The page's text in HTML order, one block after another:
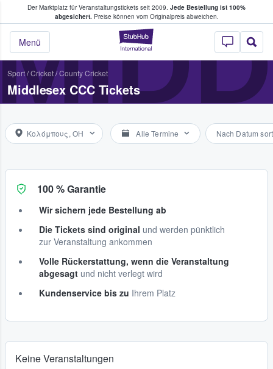
Der Marktplatz für Veranstaltungstickets seit 2009. Jede Bestellung ist 100%
abgesichert.Preise können vom Originalpreis abweichen.
StubHub - Wo
Menü
Tickets kaufen & verkaufen
Sport/Cricket/County Cricket
Middlesex CCC Tickets
Κολόμπους, OH Alle Termine Nach Datum
100 % Garantie
Wir sichern jede Bestellung ab
Die Tickets sind original und werden pünktlich
zur Veranstaltung ankommen
Volle Rückerstattung, wenn die Veranstaltung
abgesagt und nicht verlegt wird
Kundenservice bis zu Ihrem Platz
Keine Veranstaltungen